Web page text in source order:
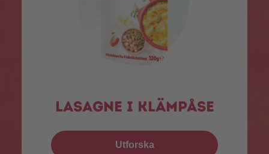
Lasagne i klämpåse
Utforska